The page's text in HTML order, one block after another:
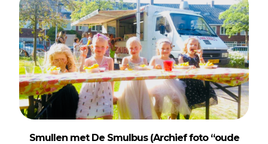
Smullen met De Smulbus (Archief foto “oude